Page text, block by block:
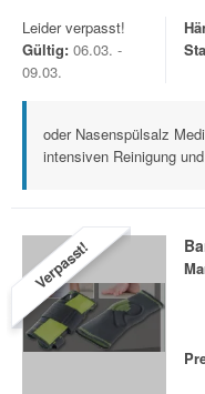
Leider verpasst!
Gültig: 06.03. -
09.03.
oder Nasenspülsalz
intensiven Reinigung
Verpasst!